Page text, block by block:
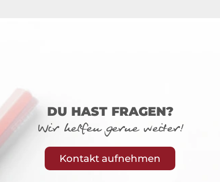
DU HAST FRAGEN?
Wir helfen gerne weiter!
Kontakt aufnehmen